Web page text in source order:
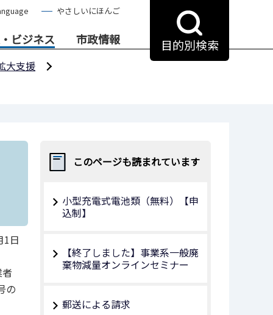
やさしいにほんご
ビジネス 市政情報 目的別検索
大支援
1日
の
このページも読まれています
小型充電式電池類（無料）【申
込制】
【終了しました】事業系一般廃
棄物減量オンラインセミナー
郵送による請求